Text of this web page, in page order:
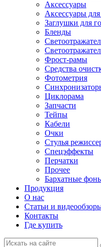
Аксессуары
Аксессуары
Заглушки для
Бленды
Фрост-рамы
Средства
Фотометрия
Циклорама
Запчасти
Тейпы
Кабели
Очки
Стулья
Спецэффекты
Перчатки
Прочее
Бархатные
Продукция
О нас
Статьи и
Контакты
Где купить